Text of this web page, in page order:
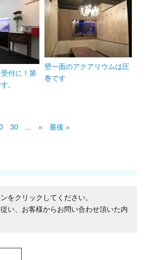
付に！第
。
壁一面のアクアリウムは圧
巻です
30 » 最後 »
をクリックしてください。
い、お客様からお問い合わせ頂いた内